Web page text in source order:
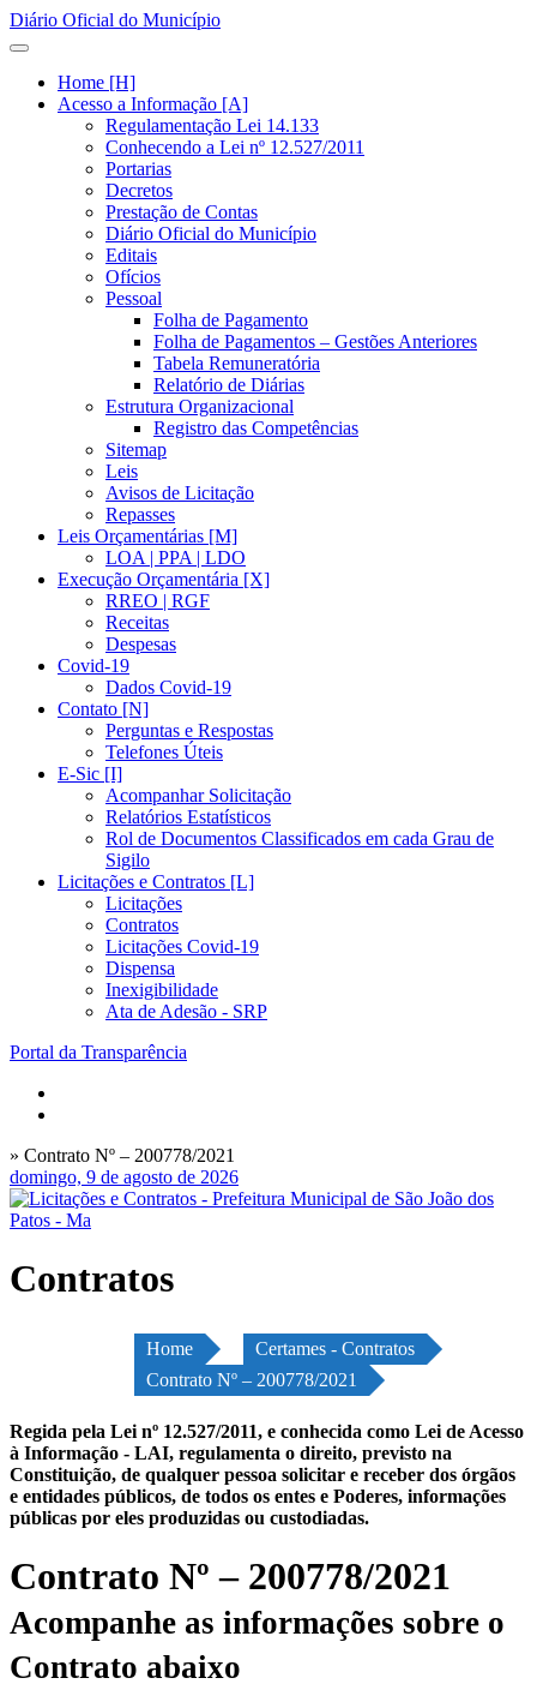
Diário Oficial do Município
Home [H]
Acesso a Informação [A]
Regulamentação Lei 14.133
Conhecendo a Lei nº 12.527/2011
Portarias
Decretos
Prestação de Contas
Diário Oficial do Município
Editais
Ofícios
Pessoal
Folha de Pagamento
Folha de Pagamentos – Gestões Anteriores
Tabela Remuneratória
Relatório de Diárias
Estrutura Organizacional
Registro das Competências
Sitemap
Leis
Avisos de Licitação
Repasses
Leis Orçamentárias [M]
LOA | PPA | LDO
Execução Orçamentária [X]
RREO | RGF
Receitas
Despesas
Covid-19
Dados Covid-19
Contato [N]
Perguntas e Respostas
Telefones Úteis
E-Sic [I]
Acompanhar Solicitação
Relatórios Estatísticos
Rol de Documentos Classificados em cada Grau de
Sigilo
Licitações e Contratos [L]
Licitações
Contratos
Licitações Covid-19
Dispensa
Inexigibilidade
Ata de Adesão - SRP
Portal da Transparência
» Contrato Nº – 200778/2021
domingo, 9 de agosto de 2026
Contratos
Home
Certames - Contratos
Contrato Nº – 200778/2021
Regida pela Lei nº 12.527/2011, e conhecida como Lei de Acesso
à Informação - LAI, regulamenta o direito, previsto na
Constituição, de qualquer pessoa solicitar e receber dos órgãos
e entidades públicos, de todos os entes e Poderes, informações
públicas por eles produzidas ou custodiadas.
Contrato Nº – 200778/2021
Acompanhe as informações sobre o
Contrato abaixo